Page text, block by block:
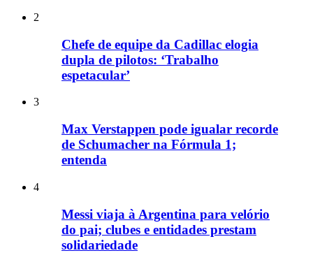
2
Chefe de equipe da Cadillac elogia
dupla de pilotos: ‘Trabalho
espetacular’
3
Max Verstappen pode igualar recorde
de Schumacher na Fórmula 1;
entenda
4
Messi viaja à Argentina para velório
do pai; clubes e entidades prestam
solidariedade